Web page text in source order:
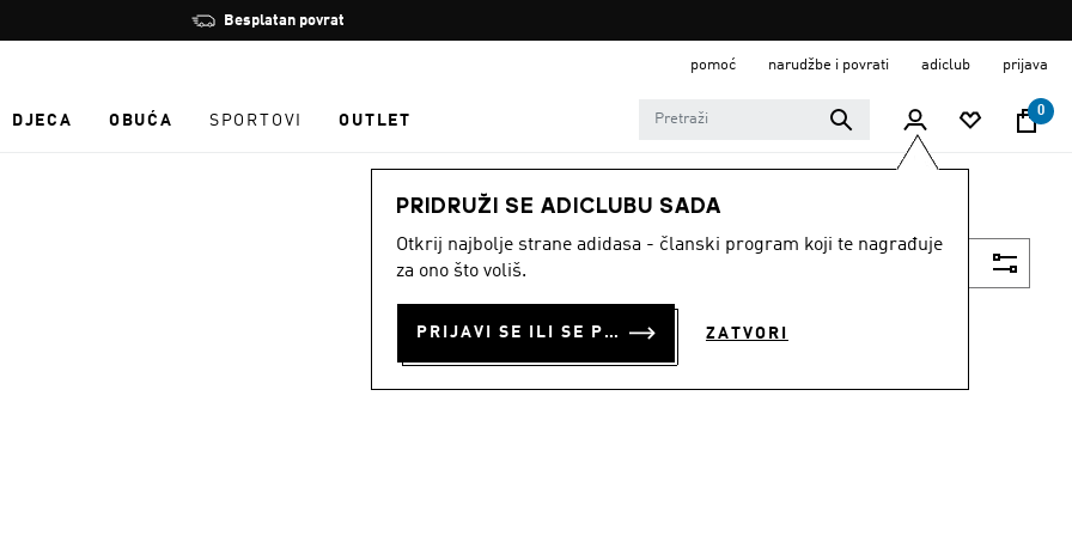
Zaustavi
rotaciju
Besplatan povrat
pomoć narudžbe i povrati adiclub prijava
DJECA OBUĆA SPORTOVI OUTLET
0
PRIDRUŽI SE ADICLUBU SADA
Otkrij najbolje strane adidasa - članski program koji te nagrađuje
za ono što voliš.
PRIJAVI SE ILI SE PRIDRUŽI SADA ZATVORI